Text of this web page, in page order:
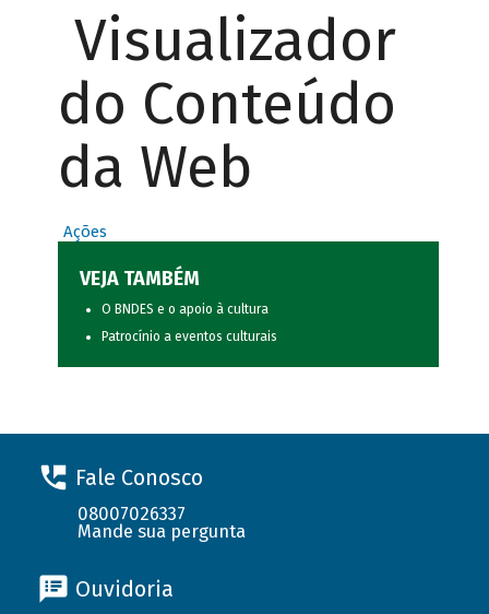
Visualizador
do Conteúdo
da Web
Ações
VEJA TAMBÉM
O BNDES e o apoio à cultura
Patrocínio a eventos culturais
Fale Conosco
08007026337
Mande sua pergunta
Ouvidoria